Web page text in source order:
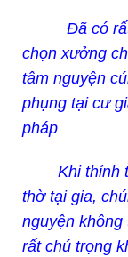
Đã có rất
chọn xưởng
tâm nguyện
phụng tại cư
pháp
Khi thỉnh
thờ tại gia,
nguyện
rất chú trọng